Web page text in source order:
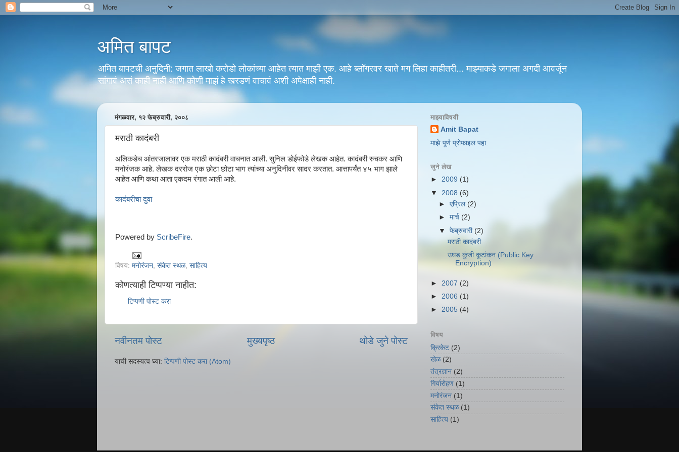
अमित बापट
अमित बापटची अनुदिनी: जगात लाखो करोडो लोकांच्या आहेत त्यात माझी एक. आहे ब्लॉगरवर खाते मग लिहा काहीतरी... माझ्याकडे जगाला अगदी आवर्जून
सांगावं असं काही नाही आणि कोणी माझं हे खरडणं वाचावं अशी अपेक्षाही नाही.
मंगळवार, १२ फेब्रुवारी, २००८
मराठी कादंबरी
अलिकडेच आंतरजालावर एक मराठी कादंबरी वाचनात आली. सुनिल डोईफोडे लेखक आहेत. कादंबरी रुचकर आणि
मनोरंजक आहे. लेखक दररोज एक छोटा छोटा भाग त्यांच्या अनुदिनीवर सादर करतात. आत्तापर्यंत ४५ भाग झाले
आहेत आणि कथा आता एकदम रंगात आली आहे.
कादंबरीचा दुवा
Powered by ScribeFire.
विषय: मनोरंजन संकेत स्थळ, साहित्य
कोणत्याही टिप्पण्‍या नाहीत:
टिप्पणी पोस्ट करा
नवीनतम पोस्ट थोडे जुने पोस्ट
मुख्यपृष्ठ
याची सदस्यत्व घ्या: टिप्पणी पोस्ट करा (Atom)
माझ्याविषयी
Amit Bapat
माझे पूर्ण प्रोफाइल पहा.
जुने लेख
► 2009 (1)
▼ 2008 (6)
►एप्रिल (2)
►मार्च (2)
▼फेब्रुवारी (2)
मराठी कादंबरी
उघड कुंजी कूटांकन (Public Key
Encryption)
► 2007 (2)
► 2006 (1)
► 2005 (4)
विषय
क्रिकेट (2)
खेळ (2)
तंत्रज्ञान (2)
गिर्यारोहण (1)
मनोरंजन (1)
संकेत स्थळ (1)
साहित्य (1)